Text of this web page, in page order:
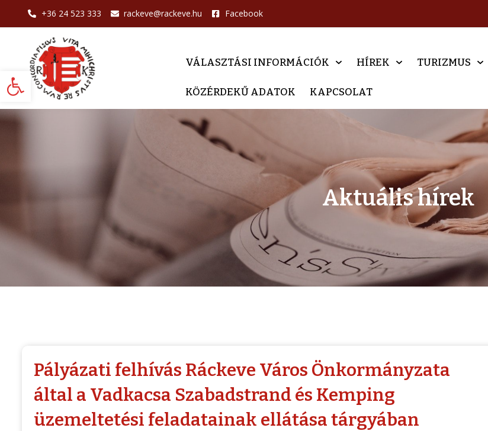
Eszköztár megnyitása
+36 24 523 333 rackeve@rackeve.hu Facebook
VÁLASZTÁSI INFORMÁCIÓK HÍREK TURIZMUS
KÖZÉRDEKŰ ADATOK KAPCSOLAT
Aktuális hírek
Pályázati felhívás Ráckeve Város Önkormányzata
által a Vadkacsa Szabadstrand és Kemping
üzemeltetési feladatainak ellátása tárgyában